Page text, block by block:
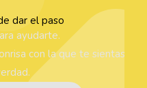
dar el paso
ayudarte.
con la que te sientas